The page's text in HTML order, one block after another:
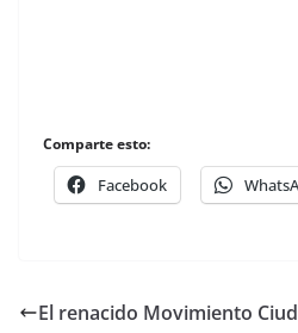
Comparte esto:
Facebook
El renacido Movimiento